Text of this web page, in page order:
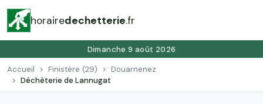
horairedechetterie.fr
Dimanche 9 août 2026
Accueil Finistère (29)
Douarnenez
Déchèterie de Lannugat